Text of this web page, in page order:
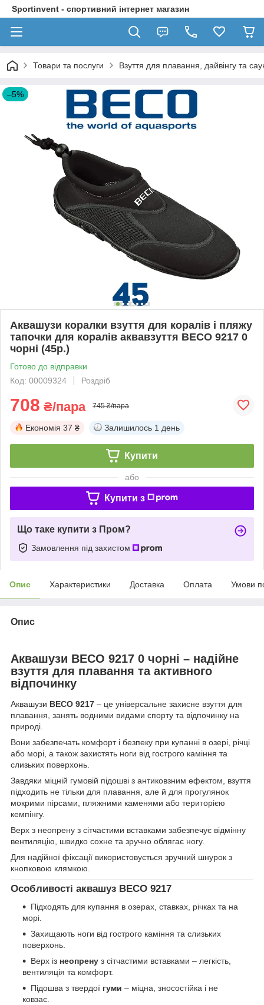
Sportinvent - спортивний інтернет магазин
Товари та послуги Взуття для плавання, дайвінгу та
–5%
Аквашузи коралки взуття для коралів і пляжу
тапочки для коралів аквавзуття BECO 9217 0
чорні (45р.)
Готово до відправки
Код: 00009324
Роздріб
708 ₴/пара 745 ₴/пара
Економія 37 ₴ Залишилось 1 день
Купити
або
Купити з
Що таке купити з Пром?
Замовлення під захистом
Опис Характеристики Доставка Оплата Умови
Опис
Аквашузи BECO 9217 0 чорні – надійне
взуття для плавання та активного
відпочинку
Аквашузи BECO 9217 – це універсальне захисне взуття для
плавання, занять водними видами спорту та відпочинку на
природі.
Вони забезпечать комфорт і безпеку при купанні в озері, річці
або морі, а також захистять ноги від гострого каміння та
слизьких поверхонь.
Завдяки міцній гумовій підошві з антиковзним ефектом, взуття
підходить не тільки для плавання, але й для прогулянок
мокрими пірсами, пляжними каменями або територією
кемпінгу.
Верх з неопрену з сітчастими вставками забезпечує відмінну
вентиляцію, швидко сохне та зручно облягає ногу.
Для надійної фіксації використовується зручний шнурок з
кнопковою клямкою.
Особливості аквашуз BECO 9217
Підходять для купання в озерах, ставках, річках та на
морі.
Захищають ноги від гострого каміння та слизьких
поверхонь.
Верх із неопрену з сітчастими вставками – легкість,
вентиляція та комфорт.
Підошва з твердої гуми – міцна, зносостійка і не
ковзає.